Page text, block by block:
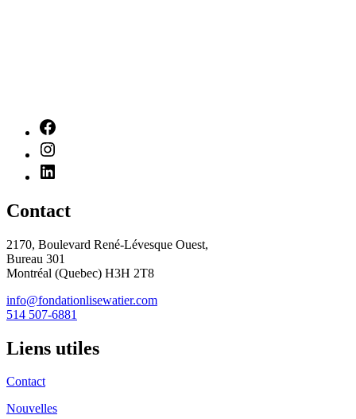
Contact
2170, Boulevard René-Lévesque Ouest,
Bureau 301
Montréal (Quebec) H3H 2T8
info@fondationlisewatier.com
514 507-6881
Liens utiles
Contact
Nouvelles